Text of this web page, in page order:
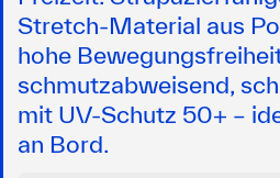
Stretch-Material aus
hohe
schmutzabweisend,
mit UV-Schutz 50+ –
an Bord.